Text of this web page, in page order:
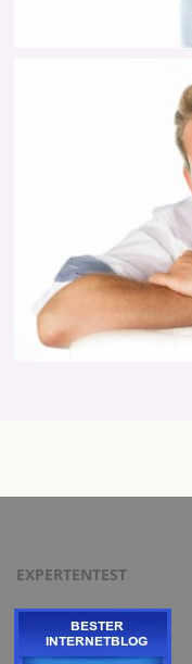
EXPERTENTEST